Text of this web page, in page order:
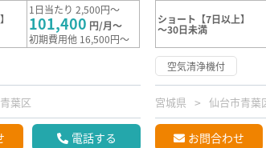
1日当たり 2,500円～
101,400 円/月～
初期費用他 16,500円～
葉区
電話する
ショート【7日以上】
～30日未満
空気清浄機付
宮城県 仙台市青葉
お問合わせ